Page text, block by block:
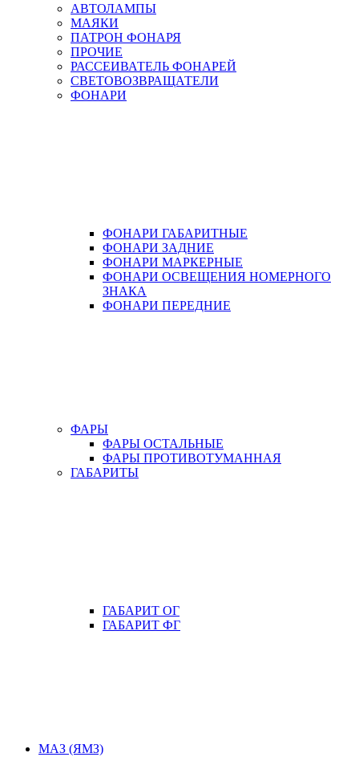
АВТОЛАМПЫ
МАЯКИ
ПАТРОН ФОНАРЯ
ПРОЧИЕ
РАССЕИВАТЕЛЬ ФОНАРЕЙ
СВЕТОВОЗВРАЩАТЕЛИ
ФОНАРИ
ФОНАРИ ГАБАРИТНЫЕ
ФОНАРИ ЗАДНИЕ
ФОНАРИ МАРКЕРНЫЕ
ФОНАРИ ОСВЕЩЕНИЯ НОМЕРНОГО
ЗНАКА
ФОНАРИ ПЕРЕДНИЕ
ФАРЫ
ФАРЫ ОСТАЛЬНЫЕ
ФАРЫ ПРОТИВОТУМАННАЯ
ГАБАРИТЫ
ГАБАРИТ ОГ
ГАБАРИТ ФГ
МАЗ (ЯМЗ)